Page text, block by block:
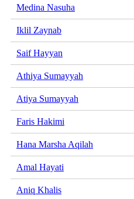
Medina Nasuha
Iklil Zaynab
Saif Hayyan
Athiya Sumayyah
Atiya Sumayyah
Faris Hakimi
Hana Marsha Aqilah
Amal Hayati
Aniq Khalis